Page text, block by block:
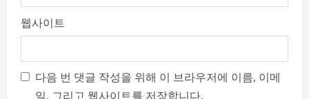
웹사이트
다음 번 댓글 작성을 위해 이 브라우저에 이름, 이메
일, 그리고 웹사이트를 저장합니다.